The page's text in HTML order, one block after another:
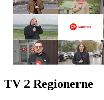
TV 2 Regionerne